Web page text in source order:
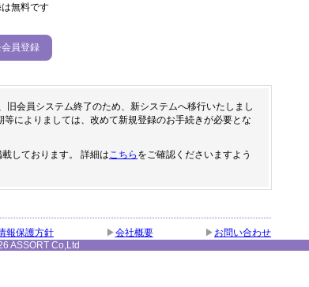
無料です
員登録
会員システム終了のため、新システムへ移行いたしまし
によりましては、改めて新規登録のお手続きが必要とな
しております。 詳細はこちら をご確認くださいますよう
報保護方針 会社概要
お問い合わせ
ASSORT Co,Ltd